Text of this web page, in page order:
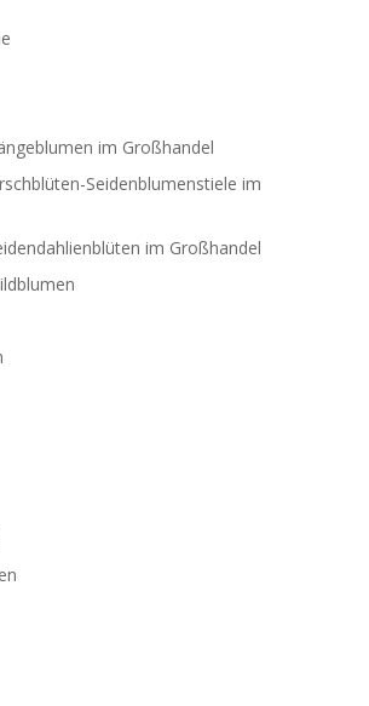
im Großhandel
Seidenblumenstiele im
im Großhandel